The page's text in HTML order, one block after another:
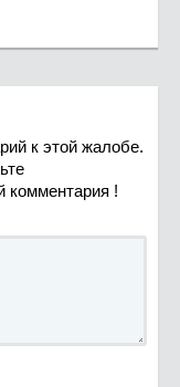
к этой жалобе.
комментария !